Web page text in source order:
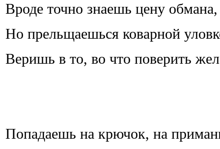
Вроде точно знаешь цену обмана,
Но прельщаешься коварной
Веришь в то, во что поверить
Попадаешь на крючок, на